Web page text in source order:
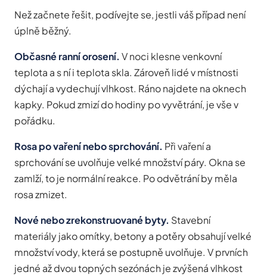
Než začnete řešit, podívejte se, jestli váš případ není
úplně běžný.
Občasné ranní orosení. V noci klesne venkovní
teplota a s ní i teplota skla. Zároveň lidé v místnosti
dýchají a vydechují vlhkost. Ráno najdete na oknech
kapky. Pokud zmizí do hodiny po vyvětrání, je vše v
pořádku.
Rosa po vaření nebo sprchování. Při vaření a
sprchování se uvolňuje velké množství páry. Okna se
zamlží, to je normální reakce. Po odvětrání by měla
rosa zmizet.
Nové nebo zrekonstruované byty. Stavební
materiály jako omítky, betony a potěry obsahují velké
množství vody, která se postupně uvolňuje. V prvních
jedné až dvou topných sezónách je zvýšená vlhkost